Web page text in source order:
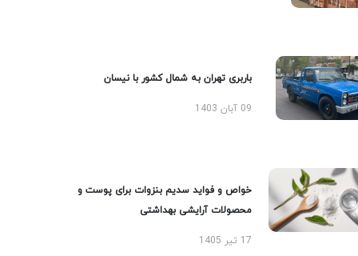
باربری تهران به شمال کشور با نیسان
09 آبان 1403
خواص و فواید سدیم بنزوات برای پوست و
محصولات آرایشی بهداشتی
17 تیر 1405